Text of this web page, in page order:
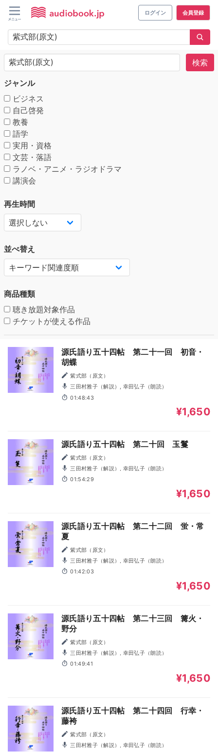
ログイン 会員登録
検索
ジャンル
ビジネス
自己啓発
教養
語学
実用・資格
文芸・落語
ラノベ・アニメ・ラジオドラマ
講演会
再生時間
並べ替え
商品種類
聴き放題対象作品
チケットが使える作品
源氏語り五十四帖 第二十一回 初音・
胡蝶
紫式部（原文）
三田村雅子（解説）, 幸田弘子（朗読）
01:48:43
¥1,650
源氏語り五十四帖 第二十回 玉鬘
紫式部（原文）
三田村雅子（解説）, 幸田弘子（朗読）
01:54:29
¥1,650
源氏語り五十四帖 第二十二回 蛍・常
夏
紫式部（原文）
三田村雅子（解説）, 幸田弘子（朗読）
01:42:03
¥1,650
源氏語り五十四帖 第二十三回 篝火・
野分
紫式部（原文）
三田村雅子（解説）, 幸田弘子（朗読）
01:49:41
¥1,650
源氏語り五十四帖 第二十四回 行幸・
藤袴
紫式部（原文）
三田村雅子（解説）, 幸田弘子（朗読）